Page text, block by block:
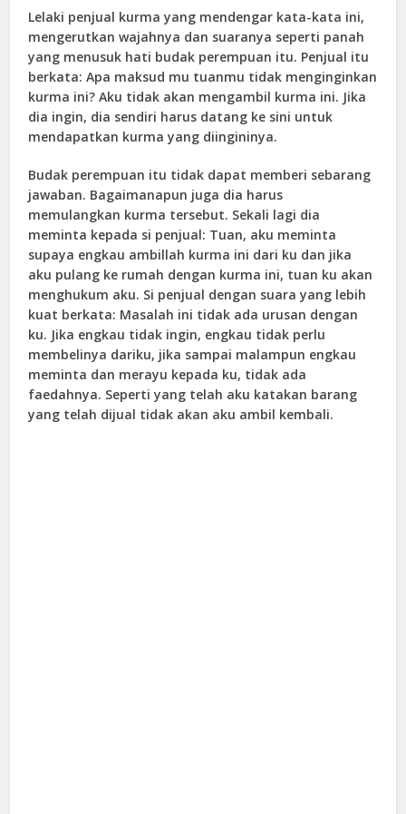
Lelaki penjual kurma yang mendengar kata-kata ini,
mengerutkan wajahnya dan suaranya seperti panah
yang menusuk hati budak perempuan itu. Penjual itu
berkata: Apa maksud mu tuanmu tidak menginginkan
kurma ini? Aku tidak akan mengambil kurma ini. Jika
dia ingin, dia sendiri harus datang ke sini untuk
mendapatkan kurma yang diingininya.
Budak perempuan itu tidak dapat memberi sebarang
jawaban. Bagaimanapun juga dia harus
memulangkan kurma tersebut. Sekali lagi dia
meminta kepada si penjual: Tuan, aku meminta
supaya engkau ambillah kurma ini dari ku dan jika
aku pulang ke rumah dengan kurma ini, tuan ku akan
menghukum aku. Si penjual dengan suara yang lebih
kuat berkata: Masalah ini tidak ada urusan dengan
ku. Jika engkau tidak ingin, engkau tidak perlu
membelinya dariku, jika sampai malampun engkau
meminta dan merayu kepada ku, tidak ada
faedahnya. Seperti yang telah aku katakan barang
yang telah dijual tidak akan aku ambil kembali.